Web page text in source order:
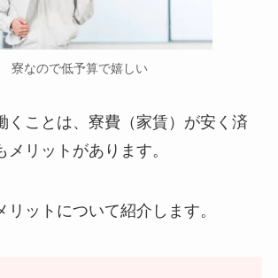
寮なので低予算で嬉しい
くことは、寮費（家賃）が安く済
メリットがあります。
リットについて紹介します。